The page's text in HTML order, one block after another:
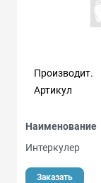
Производит.
Артикул
Наименование
Интеркулер
Заказать